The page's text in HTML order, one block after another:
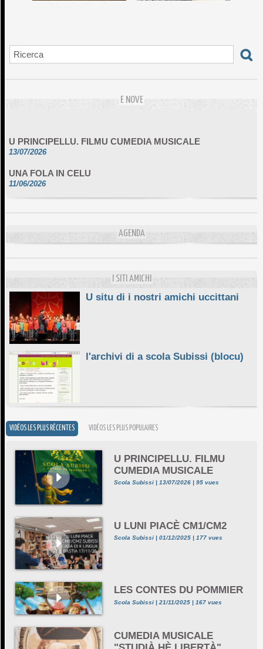
E NOVE
13/07/2026
11/06/2026
DA SCIMULÌ
AGENDA
I SITI AMICHI
U situ di i nostri amichi uccittani
l'archivi di a scola Subissi (blocu)
VIDÉOS LES PLUS RÉCENTES VIDÉOS LES PLUS POPULAIRES
U PRINCIPELLU. FILMU
CUMEDIA MUSICALE
Scola Subissi | 13/07/2026 | 95 vues
U LUNI PIACÈ CM1/CM2
Scola Subissi | 01/12/2025 | 177 vues
LES CONTES DU POMMIER
Scola Subissi | 21/11/2025 | 167 vues
CUMEDIA MUSICALE